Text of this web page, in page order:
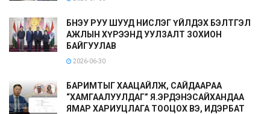
БНЭУ РУУ ШУУД НИСЛЭГ ҮЙЛДЭХ БЭЛТГЭЛ
АЖЛЫН ХҮРЭЭНД УУЛЗАЛТ ЗОХИОН
БАЙГУУЛАВ
2026-06-30
БАРИМТЫГ ХААЦАЙЛЖ, САЙДААРАА
“ХАМГААЛУУЛДАГ” Я.ЭРДЭНЭСАЙХАНДАА
ЯМАР ХАРИУЦЛАГА ТООЦОХ ВЭ, ИДЭРБАТ